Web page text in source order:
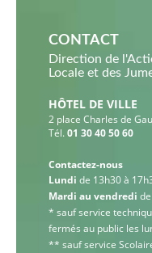
CONTACT
Direction de
Locale et des
HÔTEL DE VILLE
2 place Charles de
Tél.01 30 40 50 60
Contactez-nous
Lundi de 13h30 à
Mardi au vendredi
* sauf service
fermés au public les
** sauf service